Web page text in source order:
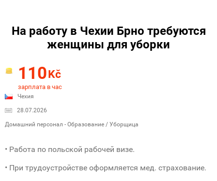
На работу в Чехии Брно требуются
женщины для уборки
110Kč
зарплата в час
Чехия
28.07.2026
Домашний персонал - Образование / Уборщица
• Работа по польской рабочей визе.
• При трудоустройстве оформляется мед. страхование.